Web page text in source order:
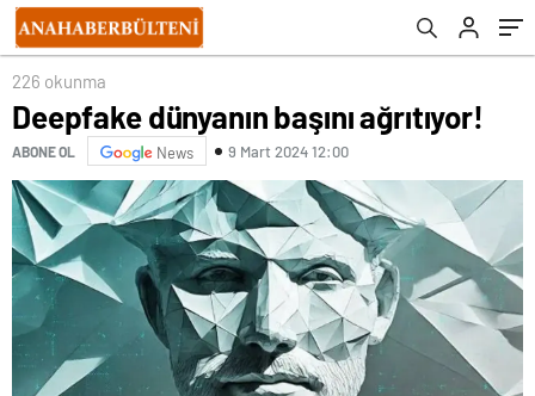
226 okunma
Deepfake dünyanın başını ağrıtıyor!
ABONE OL News 9 Mart 2024 12:00